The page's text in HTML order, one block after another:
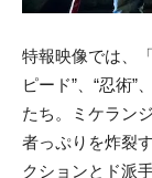
特報映像では、
ピード”、“忍術”
たち。ミケラン
者っぷりを炸裂
クションとド派